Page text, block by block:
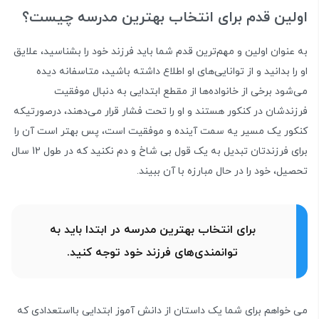
اولین قدم برای انتخاب بهترین مدرسه چیست؟
به عنوان اولین و مهم‌ترین قدم شما باید فرزند خود را بشناسید، علایق
او را بدانید و از توانایی‌های او اطلاع داشته باشید، متاسفانه دیده
می‌شود برخی از خانواده‌ها از مقطع ابتدایی به دنبال موفقیت
فرزندشان در کنکور هستند و او را تحت فشار قرار می‌دهند، درصورتیکه
کنکور یک مسیر یه سمت آینده و موفقیت است، پس بهتر است آن را
برای فرزندتان تبدیل به یک قول بی شاخ و دم نکنید که در طول 12 سال
تحصیل، خود را در حال مبارزه با آن ببیند.
برای انتخاب بهترین مدرسه در ابتدا باید به
توانمندی‌های فرزند خود توجه کنید.
می خواهم برای شما یک داستان از دانش آموز ابتدایی بااستعدادی که